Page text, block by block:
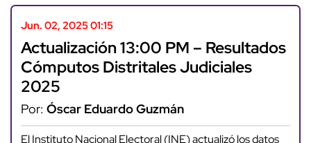
Jun. 02, 2025 01:15
Actualización 13:00 PM – Resultados
Cómputos Distritales Judiciales
2025
Por: Óscar Eduardo Guzmán
El Instituto Nacional Electoral (INE) actualizó los datos